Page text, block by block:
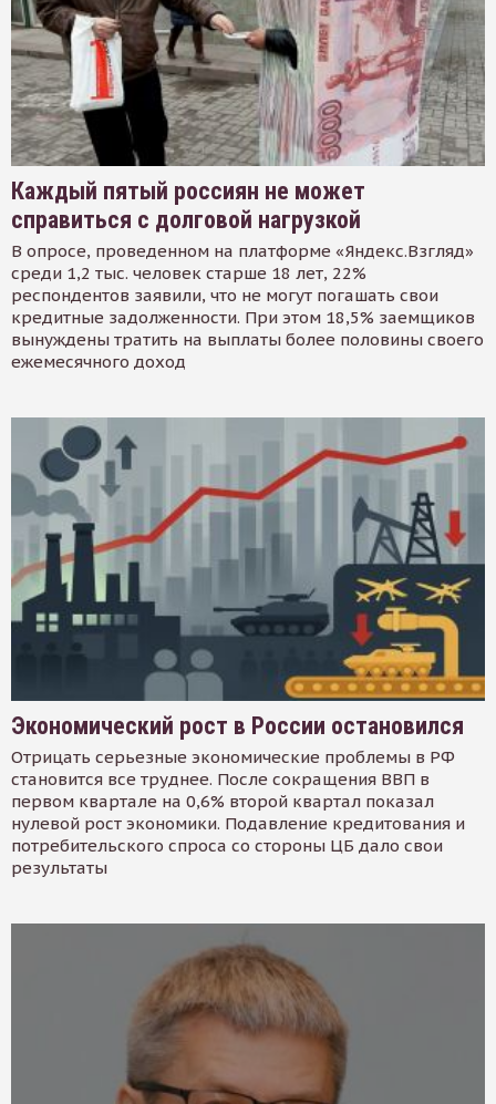
Каждый пятый россиян не может
справиться с долговой нагрузкой
В опросе, проведенном на платформе «Яндекс.Взгляд»
среди 1,2 тыс. человек старше 18 лет, 22%
респондентов заявили, что не могут погашать свои
кредитные задолженности. При этом 18,5% заемщиков
вынуждены тратить на выплаты более половины своего
ежемесячного доход
Экономический рост в России остановился
Отрицать серьезные экономические проблемы в РФ
становится все труднее. После сокращения ВВП в
первом квартале на 0,6% второй квартал показал
нулевой рост экономики. Подавление кредитования и
потребительского спроса со стороны ЦБ дало свои
результаты